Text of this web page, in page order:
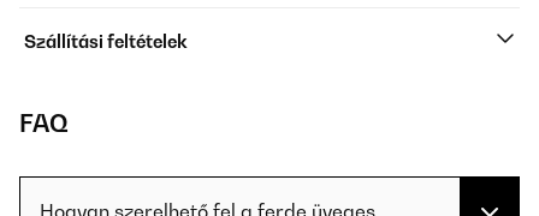
Szállítási feltételek
FAQ